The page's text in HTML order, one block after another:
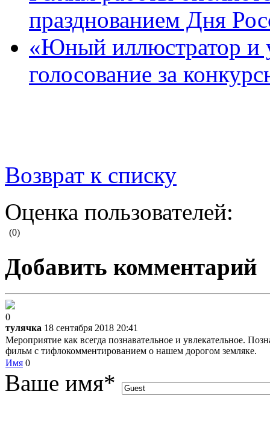
празднованием Дня
«Юный иллюстратор и
голосование за
Возврат к списку
Оценка пользователей:
(0)
Добавить комментарий
0
тулячка 18 сентября 2018 20:41
Мероприятие как всегда познавательное и увлекательное.
фильм с тифлокомментированием о нашем дорогом земляке.
Имя 0
Ваше имя*